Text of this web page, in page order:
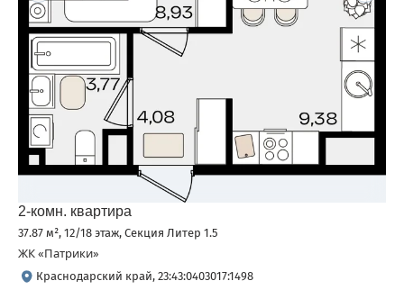
2-комн. квартира
37.87 м², 12/18 этаж, Секция Литер 1.5
ЖК «Патрики»
Краснодарский край, 23:43:0403017:1498